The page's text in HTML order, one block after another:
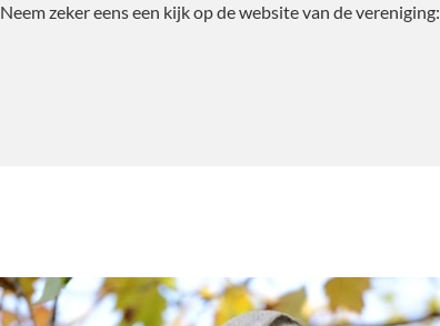
Neem zeker eens een kijk op de website van de vereniging: